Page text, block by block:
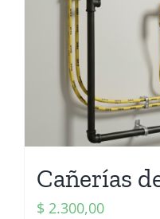
Cañerías
$ 2.300,00